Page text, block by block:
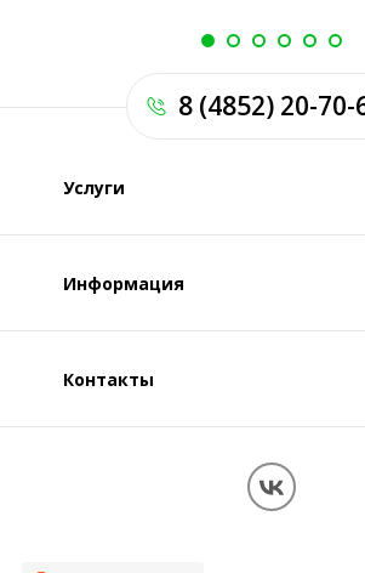
Услуги
Консультации врачей
Информация
О клинике
Обработка персональных данных
Контакты
8 (4852) 20-70-